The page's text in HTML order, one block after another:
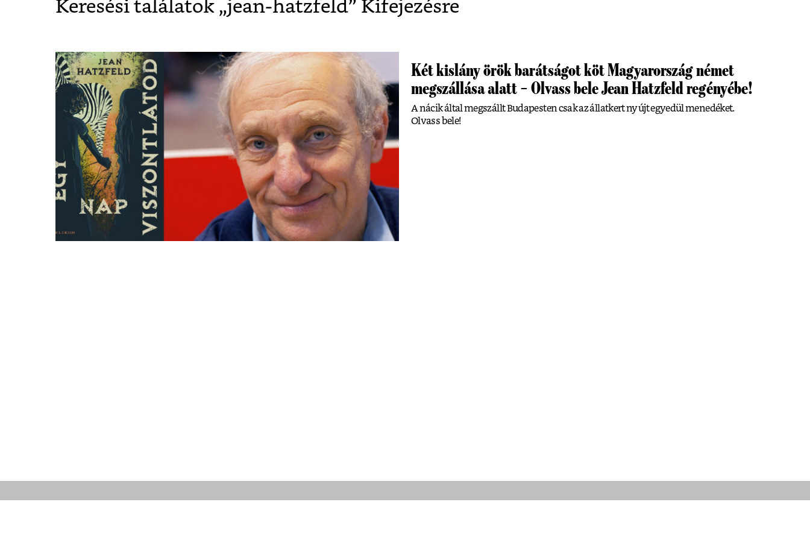
Keresési találatok „jean-hatzfeld” Kifejezésre
Két kislány örök barátságot köt Magyarország német
megszállása alatt – Olvass bele Jean Hatzfeld regényébe!
A nácik által megszállt Budapesten csak az állatkert nyújt egyedül menedéket.
Olvass bele!